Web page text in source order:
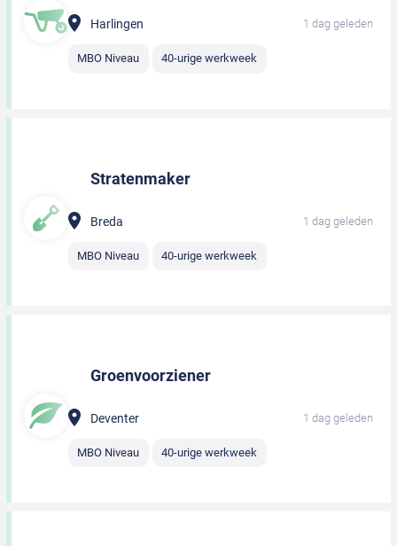
Harlingen 1 dag geleden
MBO Niveau 40-urige werkweek
Stratenmaker
Breda 1 dag geleden
MBO Niveau 40-urige werkweek
Groenvoorziener
Deventer 1 dag geleden
MBO Niveau 40-urige werkweek